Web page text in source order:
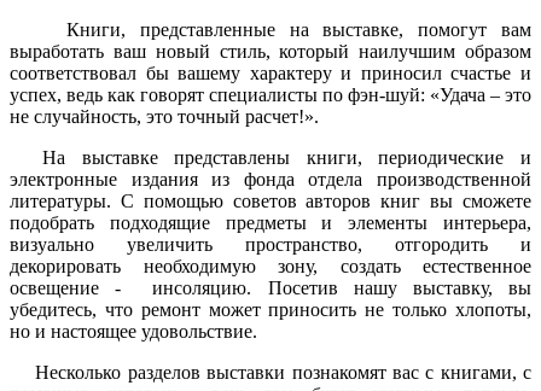
Книги, представленные на выставке, помогут вам
выработать ваш новый стиль, который наилучшим образом
соответствовал бы вашему характеру и приносил счастье и
успех, ведь как говорят специалисты по фэн-шуй: «Удача – это
не случайность, это точный расчет!».
На выставке представлены книги, периодические и
электронные издания из фонда отдела производственной
литературы. С помощью советов авторов книг вы сможете
подобрать подходящие предметы и элементы интерьера,
визуально увеличить пространство, отгородить и
декорировать необходимую зону, создать естественное
освещение - инсоляцию. Посетив нашу выставку, вы
убедитесь, что ремонт может приносить не только хлопоты,
но и настоящее удовольствие.
Несколько разделов выставки познакомят вас с книгами, с